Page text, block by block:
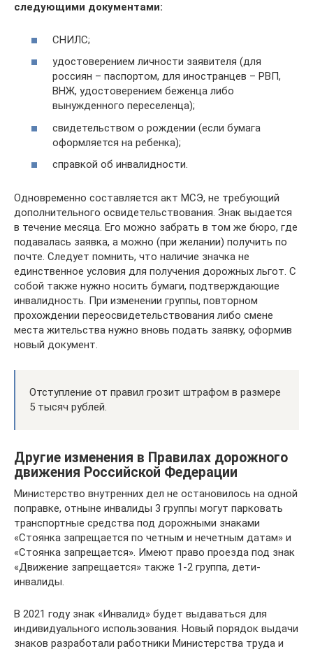
следующими документами:
СНИЛС;
удостоверением личности заявителя (для
россиян – паспортом, для иностранцев – РВП,
ВНЖ, удостоверением беженца либо
вынужденного переселенца);
свидетельством о рождении (если бумага
оформляется на ребенка);
справкой об инвалидности.
Одновременно составляется акт МСЭ, не требующий
дополнительного освидетельствования. Знак выдается
в течение месяца. Его можно забрать в том же бюро, где
подавалась заявка, а можно (при желании) получить по
почте. Следует помнить, что наличие значка не
единственное условия для получения дорожных льгот. С
собой также нужно носить бумаги, подтверждающие
инвалидность. При изменении группы, повторном
прохождении переосвидетельствования либо смене
места жительства нужно вновь подать заявку, оформив
новый документ.
Отступление от правил грозит штрафом в размере
5 тысяч рублей.
Другие изменения в Правилах дорожного
движения Российской Федерации
Министерство внутренних дел не остановилось на одной
поправке, отныне инвалиды 3 группы могут парковать
транспортные средства под дорожными знаками
«Стоянка запрещается по четным и нечетным датам» и
«Стоянка запрещается». Имеют право проезда под знак
«Движение запрещается» также 1-2 группа, дети-
инвалиды.
В 2021 году знак «Инвалид» будет выдаваться для
индивидуального использования. Новый порядок выдачи
знаков разработали работники Министерства труда и